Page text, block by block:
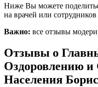
Ниже Вы можете
на врачей или
Важно: все отзывы
Отзывы о
Оздоровлению
Населения